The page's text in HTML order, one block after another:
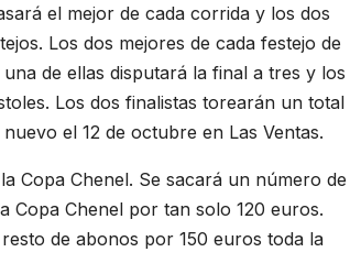
el mejor de cada corrida y los dos
Los dos mejores de cada festejo de
de ellas disputará la final a tres y los
Los dos finalistas torearán un total
el 12 de octubre en Las Ventas.
Copa Chenel. Se sacará un número de
Copa Chenel por tan solo 120 euros.
de abonos por 150 euros toda la